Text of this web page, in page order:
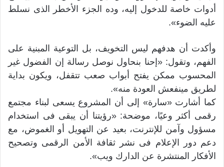
أدوات خاصة للدخول إليه، وده الجزء الأخطر الذى نسلط
عليه الضوء».
وأكدت أن هدفهم ليس التخويف، بل التوعية المبنية على
الفهم، وتقول: «إحنا بنحاول نوصل رسالة إن الفضول غير
المحسوب ممكن يفتح أبواب صعب تتقفل، ويكون بداية
لطريق مينفعش العودة منه».
كما أشارت «سارة» إلى أن المشروع يسعى لبناء مجتمع
رقمى أكثر وعيًا، موضحة: «رؤيتنا أن يبقى فى استخدام
مسؤول وآمن للإنترنت، بعيد عن التهويل أو الغموض، مع
دعم دور الإعلام فى نشر ثقافة الأمن الرقمى وتصحيح
الأفكار المنتشرة عن الدارك ويب».